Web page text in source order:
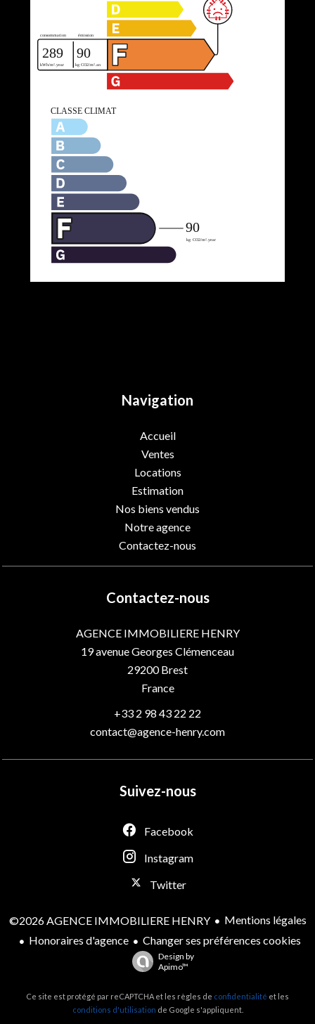
Navigation
Accueil
Ventes
Locations
Estimation
Nos biens vendus
Notre agence
Contactez-nous
Contactez-nous
AGENCE IMMOBILIERE HENRY
19 avenue Georges Clémenceau
29200Brest
France
+33 2 98 43 22 22
contact@agence-henry.com
Suivez-nous
Facebook
Instagram
Twitter
©2026 AGENCE IMMOBILIERE HENRY
Mentions légales
Honoraires d'agence
Changer ses préférences cookies
Design by
Apimo™
Ce site est protégé par reCAPTCHA et les règles de confidentialité et les
conditions d'utilisation de Google s'appliquent.